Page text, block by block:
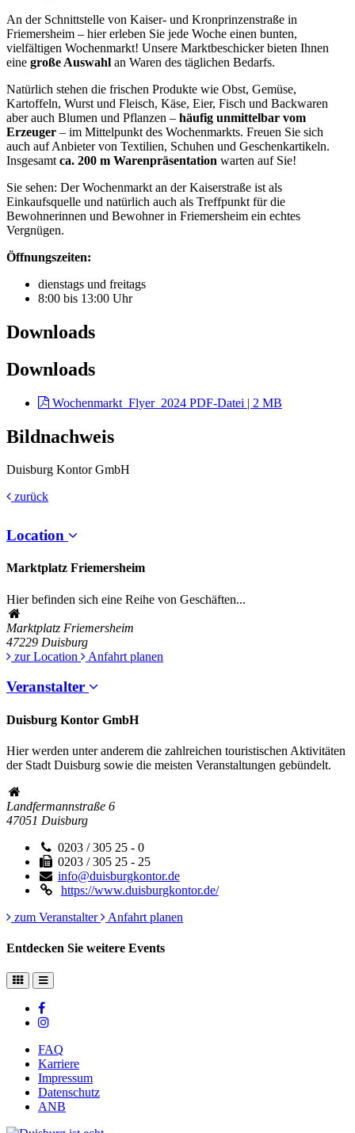
An der Schnittstelle von Kaiser- und Kronprinzenstraße in
Friemersheim – hier erleben Sie jede Woche einen bunten,
vielfältigen Wochenmarkt! Unsere Marktbeschicker bieten Ihnen
eine große Auswahl an Waren des täglichen Bedarfs.
Natürlich stehen die frischen Produkte wie Obst, Gemüse,
Kartoffeln, Wurst und Fleisch, Käse, Eier, Fisch und Backwaren
aber auch Blumen und Pflanzen – häufig unmittelbar vom
Erzeuger – im Mittelpunkt des Wochenmarkts. Freuen Sie sich
auch auf Anbieter von Textilien, Schuhen und Geschenkartikeln.
Insgesamt ca. 200 m Warenpräsentation warten auf Sie!
Sie sehen: Der Wochenmarkt an der Kaiserstraße ist als
Einkaufsquelle und natürlich auch als Treffpunkt für die
Bewohnerinnen und Bewohner in Friemersheim ein echtes
Vergnügen.
Öffnungszeiten:
dienstags und freitags
8:00 bis 13:00 Uhr
Downloads
Downloads
Wochenmarkt_Flyer_2024 PDF-Datei | 2 MB
Bildnachweis
Duisburg Kontor GmbH
zurück
Location
Marktplatz Friemersheim
Hier befinden sich eine Reihe von Geschäften...
Marktplatz Friemersheim
47229 Duisburg
zur Location
Anfahrt planen
Veranstalter
Duisburg Kontor GmbH
Hier werden unter anderem die zahlreichen touristischen Aktivitäten
der Stadt Duisburg sowie die meisten Veranstaltungen gebündelt.
Landfermannstraße 6
47051 Duisburg
0203 / 305 25 - 0
0203 / 305 25 - 25
info@duisburgkontor.de
https://www.duisburgkontor.de/
zum Veranstalter
Anfahrt planen
Entdecken Sie weitere Events
FAQ
Karriere
Impressum
Datenschutz
ANB